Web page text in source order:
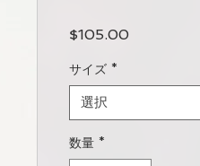
$105.00
サイズ *
選択
数量 *